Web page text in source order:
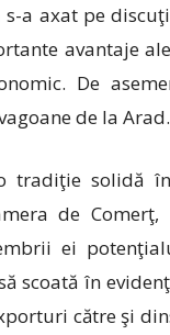
a axat pe
avantaje
De
de la Arad.
tradiţie solidă
de
ei
scoată în
către şi